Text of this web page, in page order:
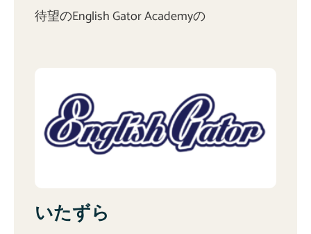
待望のEnglish Gator Academyの
いたずら